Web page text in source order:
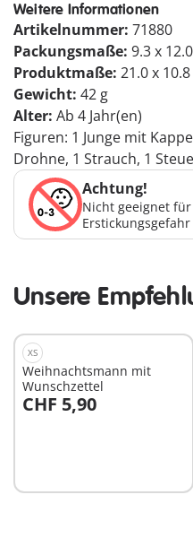
Weitere Informationen
Artikelnummer: 71880
Packungsmaße: 9.3 x
Produktmaße: 21.0 x
Gewicht: 42 g
Alter: Ab 4 Jahr(en)
Figuren: 1 Junge mit
Drohne, 1 Strauch, 1
Achtung!
Nicht geeignet
Unsere
XS
Weihnachtsmann mit
Wunschzettel
CHF 5,90
In den Warenkorb